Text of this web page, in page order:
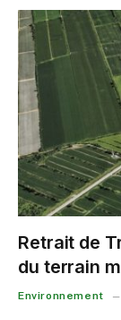
Retrait de
du terrain
Environnement